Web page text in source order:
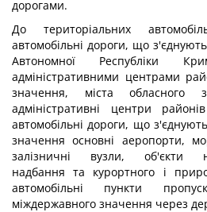
дорогами.
До територіальних
автомобільні дороги, що
Автономної Республіки
адміністративними центрами
значення, міста обласного
адміністративні центри
автомобільні дороги, що
значення основні аеропорти,
залізничні вузли, об'єкти
надбання та курортного і
автомобільні пункти
міждержавного значення через